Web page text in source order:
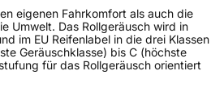
eigenen Fahrkomfort als auch die
Umwelt. Das Rollgeräusch wird in
im EU Reifenlabel in die drei Klassen
Geräuschklasse) bis C (höchste
für das Rollgeräusch orientiert